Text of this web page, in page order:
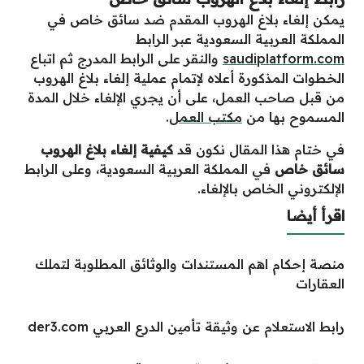
يمكن إلغاء بلاغ الهروب المقدم ضد سائق خاص في
المملكة العربية السعودية عبر الرابط
saudiplatform.com والنقر على الرابط المدرج ثم اتباع
الخطوات المذكورة أعلاه لإتمام عملية إلغاء بلاغ الهروب
من قبل صاحب العمل، على أن يجري الإلغاء خلال المدة
المسموح بها من مكتب العمل.
في ختام هذا المقال نكون قد كيفية إلغاء بلاغ الهروب
سائق خاص في المملكة العربية السعودية، وعلى الرابط
الإلكتروني الخاص بالإلغاء.
اقرأ أيضا
منصة إحكام اهم المستندات والوثائق المطلوبة لتملك
العقارات
رابط الاستعلام عن وثيقة تأمين الدرع العربي der3.com